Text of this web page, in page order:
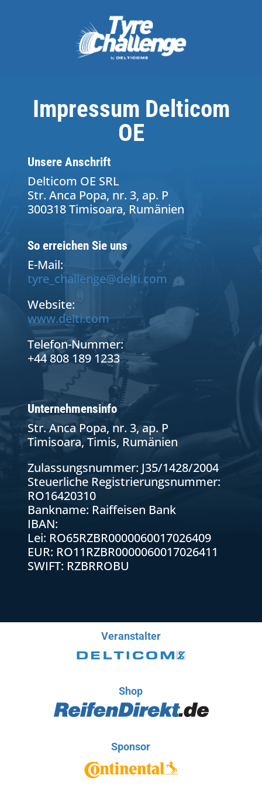
Impressum Delticom
OE
Unsere Anschrift
Delticom OE SRL
Str. Anca Popa, nr. 3, ap. P
300318 Timisoara, Rumänien
So erreichen Sie uns
E-Mail:
tyre_challenge@delti.com
Website:
www.delti.com
Telefon-Nummer:
+44 808 189 1233
Unternehmensinfo
Str. Anca Popa, nr. 3, ap. P
Timisoara, Timis, Rumänien
Zulassungsnummer: J35/1428/2004
Steuerliche Registrierungsnummer:
RO16420310
Bankname: Raiffeisen Bank
IBAN:
Lei: RO65RZBR0000060017026409
EUR: RO11RZBR0000060017026411
SWIFT: RZBRROBU
Veranstalter
Shop
Sponsor